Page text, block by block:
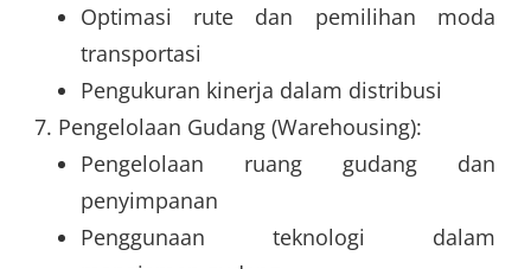
Optimasi rute dan pemilihan moda
transportasi
Pengukuran kinerja dalam distribusi
Pengelolaan Gudang (Warehousing):
Pengelolaan ruang gudang dan
penyimpanan
Penggunaan teknologi dalam